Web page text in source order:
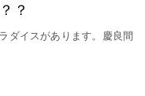
？
ダイスがあります。慶良間